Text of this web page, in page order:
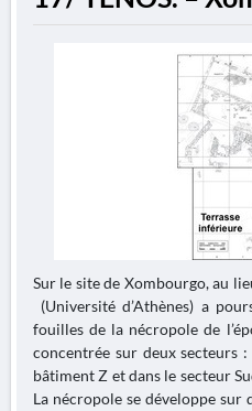
Sur le site de Xombourgo, au
(Université d’Athènes) a
fouilles de la nécropole de
concentrée sur deux secteurs
bâtiment Z et dans le secteur
La nécropole se développe sur